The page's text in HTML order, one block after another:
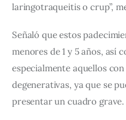
laringotraqueitis o crup”,
Señaló que estos
menores de 1 y 5 años, así
especialmente aquellos
degenerativas, ya que se
presentar un cuadro grave.